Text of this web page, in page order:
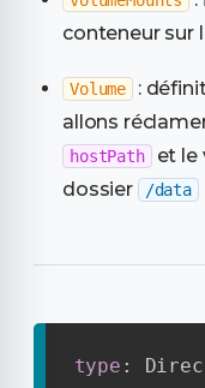
conteneur sur
Volume
:
allons
hostPath
et le
dossier
/data
type :